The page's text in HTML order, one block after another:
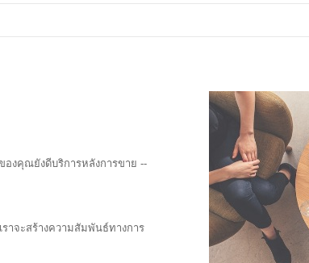
ตลับและรสชาติโลโก้แบรนด์ก็
แต่ยังให้บริการชุมชนแก่เพื่อน
งคุณยังดีบริการหลังการขาย --
าจะสร้างความสัมพันธ์ทางการ